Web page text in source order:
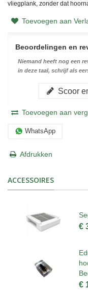
vliegplank, zonder dat
Toevoegen aan
Beoordelingen en
Niemand heeft nog een
in deze taal, schrijf als
Scoor
Toevoegen aan
WhatsApp
Afdrukken
ACCESSOIRES
€
€